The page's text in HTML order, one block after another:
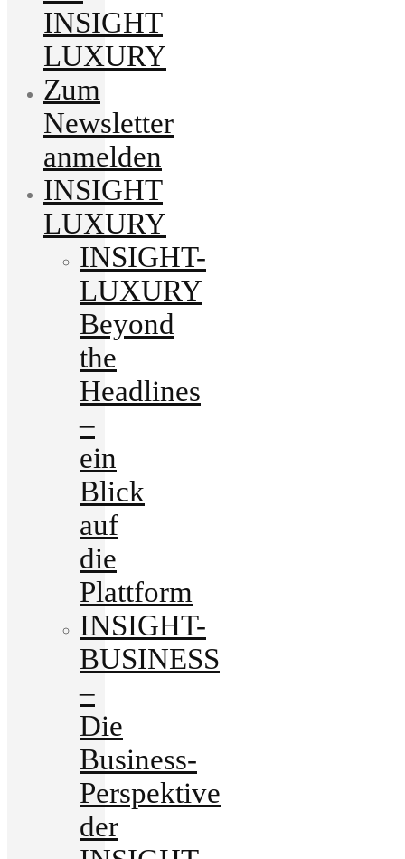
INSIGHT
LUXURY
Zum
Newsletter
anmelden
INSIGHT
LUXURY
INSIGHT-
LUXURY
Beyond
the
Headlines
–
ein
Blick
auf
die
Plattform
INSIGHT-
BUSINESS
–
Die
Business-
Perspektive
der